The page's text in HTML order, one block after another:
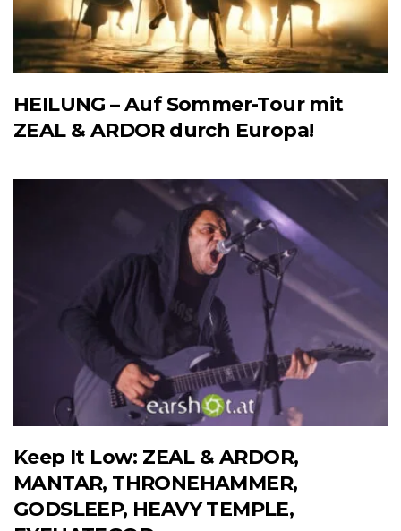
HEILUNG – Auf Sommer-Tour mit
ZEAL & ARDOR durch Europa!
Keep It Low: ZEAL & ARDOR,
MANTAR, THRONEHAMMER,
GODSLEEP, HEAVY TEMPLE,